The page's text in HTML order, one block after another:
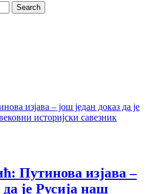
Путинова изјава –
је Русија наш